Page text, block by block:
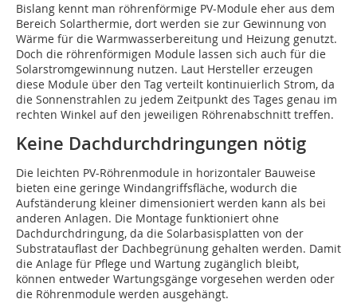
Bislang kennt man röhrenförmige PV-Module eher aus dem
Bereich Solarthermie, dort werden sie zur Gewinnung von
Wärme für die Warmwasserbereitung und Heizung genutzt.
Doch die röhrenförmigen Module lassen sich auch für die
Solarstromgewinnung nutzen. Laut Hersteller erzeugen
diese Module über den Tag verteilt kontinuierlich Strom, da
die Sonnenstrahlen zu jedem Zeitpunkt des Tages genau im
rechten Winkel auf den jeweiligen Röhrenabschnitt treffen.
Keine Dachdurchdringungen nötig
Die leichten PV-Röhrenmodule in horizontaler Bauweise
bieten eine geringe Windangriffsfläche, wodurch die
Aufständerung kleiner dimensioniert werden kann als bei
anderen Anlagen. Die Montage funktioniert ohne
Dachdurchdringung, da die Solarbasisplatten von der
Substratauflast der Dachbegrünung gehalten werden. Damit
die Anlage für Pflege und Wartung zugänglich bleibt,
können entweder Wartungsgänge vorgesehen werden oder
die Röhrenmodule werden ausgehängt.